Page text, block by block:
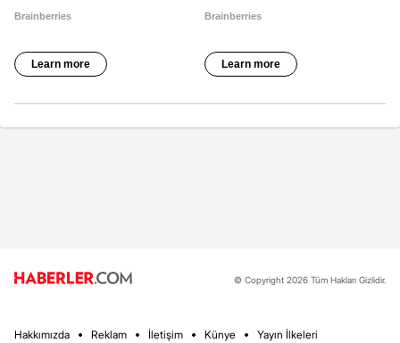
© Copyright 2026 Tüm Hakları Gizlidir.
Hakkımızda Reklam İletişim Künye Yayın İlkeleri